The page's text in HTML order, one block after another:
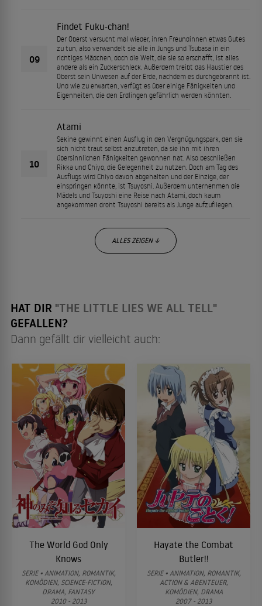
09
Findet Fuku-chan!
Der Oberst versucht mal wieder, ihren Freundinnen etwas Gutes
zu tun, also verwandelt sie alle in Jungs und Tsubasa in ein
richtiges Mädchen, doch die Welt, die sie so erschafft, ist alles
andere als ein Zuckerschleck. Außerdem treibt das Haustier des
Oberst sein Unwesen auf der Erde, nachdem es durchgebrannt ist.
Und wie zu erwarten, verfügt es über einige Fähigkeiten und
Eigenheiten, die den Erdlingen gefährlich werden könnten.
10
Atami
Sekine gewinnt einen Ausflug in den Vergnügungspark, den sie
sich nicht traut selbst anzutreten, da sie ihn mit ihren
übersinnlichen Fähigkeiten gewonnen hat. Also beschließen
Rikka und Chiyo, die Gelegenheit zu nutzen. Doch am Tag des
Ausflugs wird Chiyo davon abgehalten und der Einzige, der
einspringen könnte, ist Tsuyoshi. Außerdem unternehmen die
Mädels und Tsuyoshi eine Reise nach Atami, doch kaum
angekommen droht Tsuyoshi bereits als Junge aufzufliegen.
ALLES ZEIGEN ↓
HAT DIR "THE LITTLE LIES WE ALL TELL"
GEFALLEN?
Dann gefällt dir vielleicht auch:
The World God Only
Knows
SERIE • ANIMATION, ROMANTIK,
KOMÖDIEN, SCIENCE-FICTION,
DRAMA, FANTASY
2010 - 2013
Hayate the Combat
Butler!!
SERIE • ANIMATION, ROMANTIK,
ACTION & ABENTEUER,
KOMÖDIEN, DRAMA
2007 - 2013